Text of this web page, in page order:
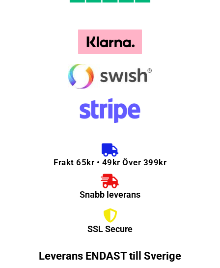
Frakt 65kr • 49kr Över 399kr
Snabb leverans
SSL Secure
Leverans ENDAST till Sverige